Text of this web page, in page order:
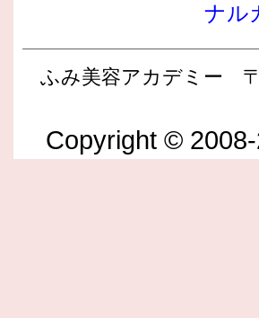
ナル
ふみ美容アカデミー
Copyright ©